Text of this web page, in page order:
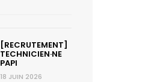
[RECRUTEMENT]
TECHNICIEN·NE
PAPI
18 JUIN 2026